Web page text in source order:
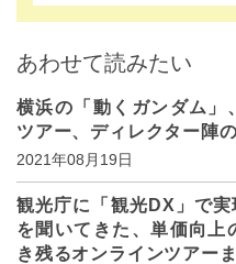
あわせて読みたい
横浜の「動くガンダム」
ツアー、ディレクター陣
2021年08月19日
観光庁に「観光DX」で
を聞いてきた、単価向上
き残るオンラインツアー